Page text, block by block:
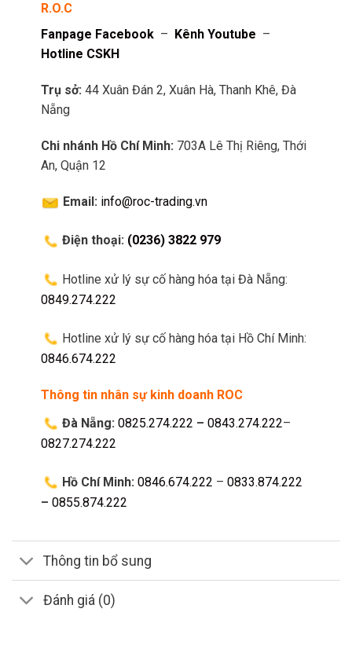
R.O.C
Fanpage Facebook– Kênh Youtube –
Hotline CSKH
Trụ sở: 44 Xuân Đán 2, Xuân Hà, Thanh Khê, Đà
Nẵng
Chi nhánh Hồ Chí Minh: 703A Lê Thị Riêng, Thới
An, Quận 12
Email: info@roc-trading.vn
Điện thoại: (0236) 3822 979
Hotline xử lý sự cố hàng hóa tại Đà Nẵng:
0849.274.222
Hotline xử lý sự cố hàng hóa tại Hồ Chí Minh:
0846.674.222
Thông tin nhân sự kinh doanh ROC
Đà Nẵng: 0825.274.222 – 0843.274.222–
0827.274.222
Hồ Chí Minh: 0846.674.222 – 0833.874.222
– 0855.874.222
Thông tin bổ sung
Đánh giá (0)